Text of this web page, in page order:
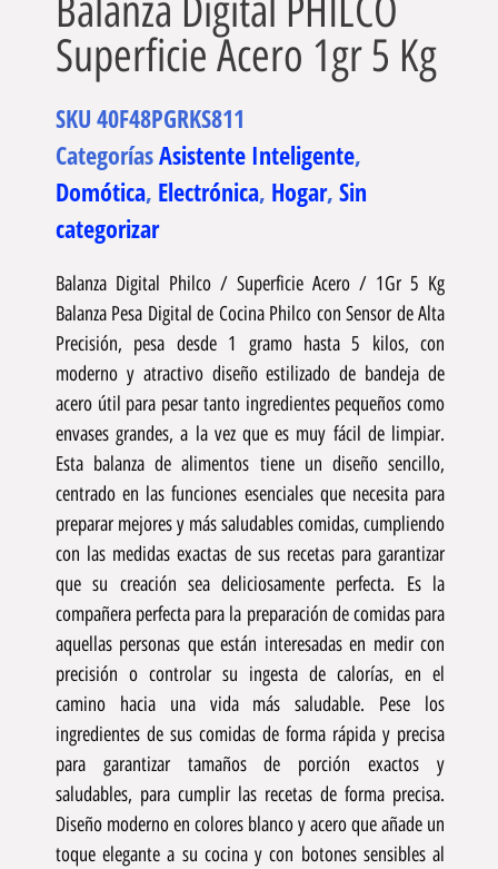
Balanza Digital PHILCO
Superficie Acero 1gr 5 Kg
SKU 40F48PGRKS811
CategoríasAsistente Inteligente,
Domótica, Electrónica, Hogar, Sin
categorizar
Balanza Digital Philco / Superficie Acero / 1Gr 5 Kg
Balanza Pesa Digital de Cocina Philco con Sensor de Alta
Precisión, pesa desde 1 gramo hasta 5 kilos, con
moderno y atractivo diseño estilizado de bandeja de
acero útil para pesar tanto ingredientes pequeños como
envases grandes, a la vez que es muy fácil de limpiar.
Esta balanza de alimentos tiene un diseño sencillo,
centrado en las funciones esenciales que necesita para
preparar mejores y más saludables comidas, cumpliendo
con las medidas exactas de sus recetas para garantizar
que su creación sea deliciosamente perfecta. Es la
compañera perfecta para la preparación de comidas para
aquellas personas que están interesadas en medir con
precisión o controlar su ingesta de calorías, en el
camino hacia una vida más saludable. Pese los
ingredientes de sus comidas de forma rápida y precisa
para garantizar tamaños de porción exactos y
saludables, para cumplir las recetas de forma precisa.
Diseño moderno en colores blanco y acero que añade un
toque elegante a su cocina y con botones sensibles al